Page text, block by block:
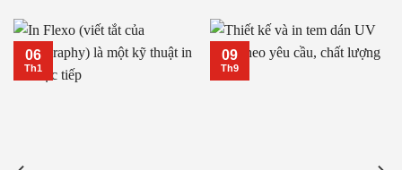
06
Th1
09
Th9